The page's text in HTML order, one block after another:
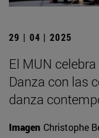
29 | 04 | 2025
El MUN
Danza con las
danza
Imagen Christophe